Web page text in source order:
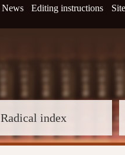
News Editing instructions
Radical index